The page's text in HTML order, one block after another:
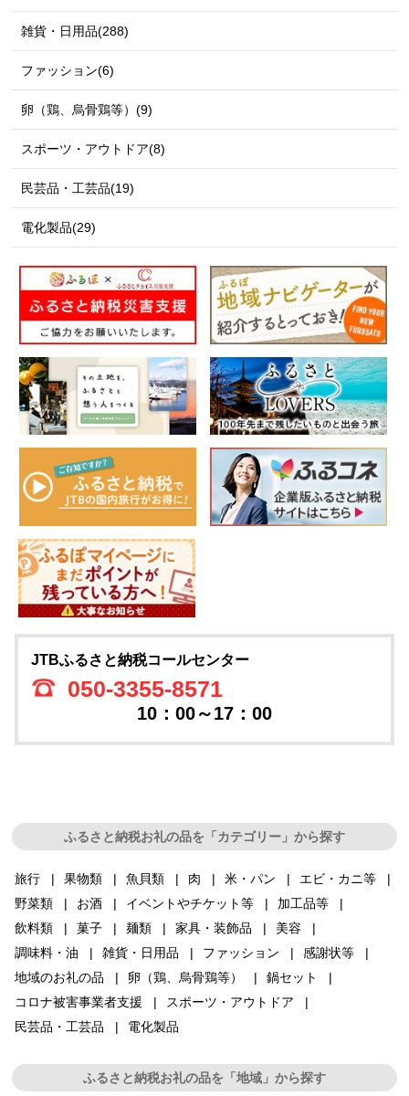
雑貨・日用品(288)
ファッション(6)
卵（鶏、烏骨鶏等）(9)
スポーツ・アウトドア(8)
民芸品・工芸品(19)
電化製品(29)
JTBふるさと納税コールセンター
050-3355-8571
10：00～17：00
ふるさと納税お礼の品を「カテゴリー」から探す
旅行 果物類 魚貝類 肉 米・パン
エビ・カニ等
野菜類
お酒 イベントやチケット等
加工品等
飲料類
菓子 麺類 家具・装飾品
美容
調味料・油
雑貨・日用品 ファッション
感謝状等
地域のお礼の品
卵（鶏、烏骨鶏等）
鍋セット
コロナ被害事業者支援
スポーツ・アウトドア
民芸品・工芸品
電化製品
ふるさと納税お礼の品を「地域」から探す